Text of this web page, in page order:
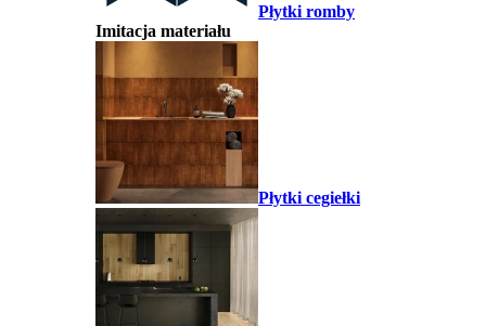
Płytki romby
Imitacja materiału
Płytki cegiełki